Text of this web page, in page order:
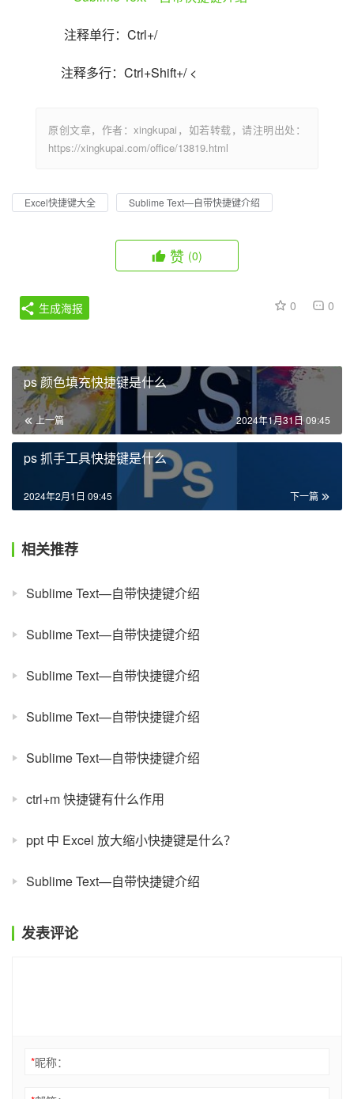
注释单行：Ctrl+/
注释多行：Ctrl+Shift+/ <
原创文章，作者：xingkupai，如若转载，请注明出处：
https://xingkupai.com/office/13819.html
Excel快捷键大全 Sublime Text—自带快捷键介绍
赞 (0)
0 0
生成海报
ps 颜色填充快捷键是什么
上一篇 2024年1月31日 09:45
ps 抓手工具快捷键是什么
下一篇
2024年2月1日 09:45
相关推荐
Sublime Text—自带快捷键介绍
Sublime Text—自带快捷键介绍
Sublime Text—自带快捷键介绍
Sublime Text—自带快捷键介绍
Sublime Text—自带快捷键介绍
ctrl+m 快捷键有什么作用
ppt 中 Excel 放大缩小快捷键是什么？
Sublime Text—自带快捷键介绍
发表评论
*昵称：